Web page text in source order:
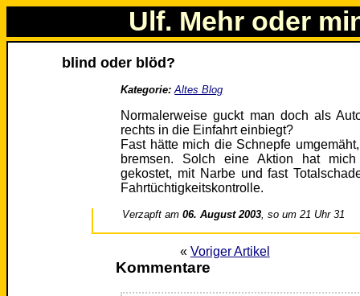
Ulf. Mehr oder
blind oder blöd?
Kategorie: Altes Blog
Normalerweise guckt man doch als
rechts in die Einfahrt einbiegt?
Fast hätte mich die Schnepfe
bremsen. Solch eine Aktion hat
gekostet, mit Narbe und fast
Fahrtüchtigkeitskontrolle.
Verzapft am06. August 2003, so um 21 Uhr 31
« Voriger Artikel
Kommentare